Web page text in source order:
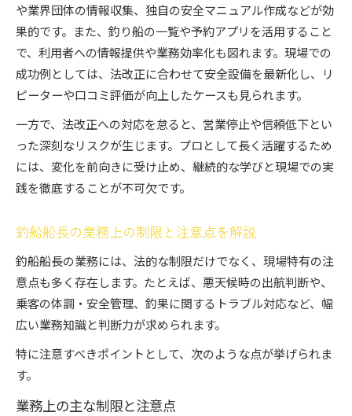
や業界団体の情報収集、独自の安全マニュアル作成などが効
果的です。また、釣り船の一覧や予約アプリを活用すること
で、利用者への情報提供や業務効率化も図れます。現場での
成功例としては、法改正に合わせて安全設備を最新化し、リ
ピーターや口コミ評価が向上したケースも見られます。
一方で、法改正への対応を怠ると、営業停止や信頼低下とい
った深刻なリスクが生じます。プロとして長く活躍するため
には、変化を前向きに受け止め、継続的な学びと現場での実
践を徹底することが不可欠です。
釣船船長の業務上の制限と注意点を解説
釣船船長の業務には、法的な制限だけでなく、現場特有の注
意点も多く存在します。たとえば、悪天候時の出航判断や、
乗客の体調・安全管理、釣果に関するトラブル対応など、幅
広い業務知識と判断力が求められます。
特に注意すべきポイントとして、次のような点が挙げられま
す。
業務上の主な制限と注意点